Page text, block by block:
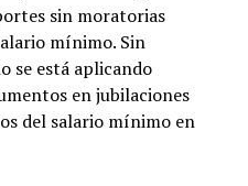
sin moratorias
mínimo. Sin
se está aplicando
en jubilaciones
del salario mínimo en